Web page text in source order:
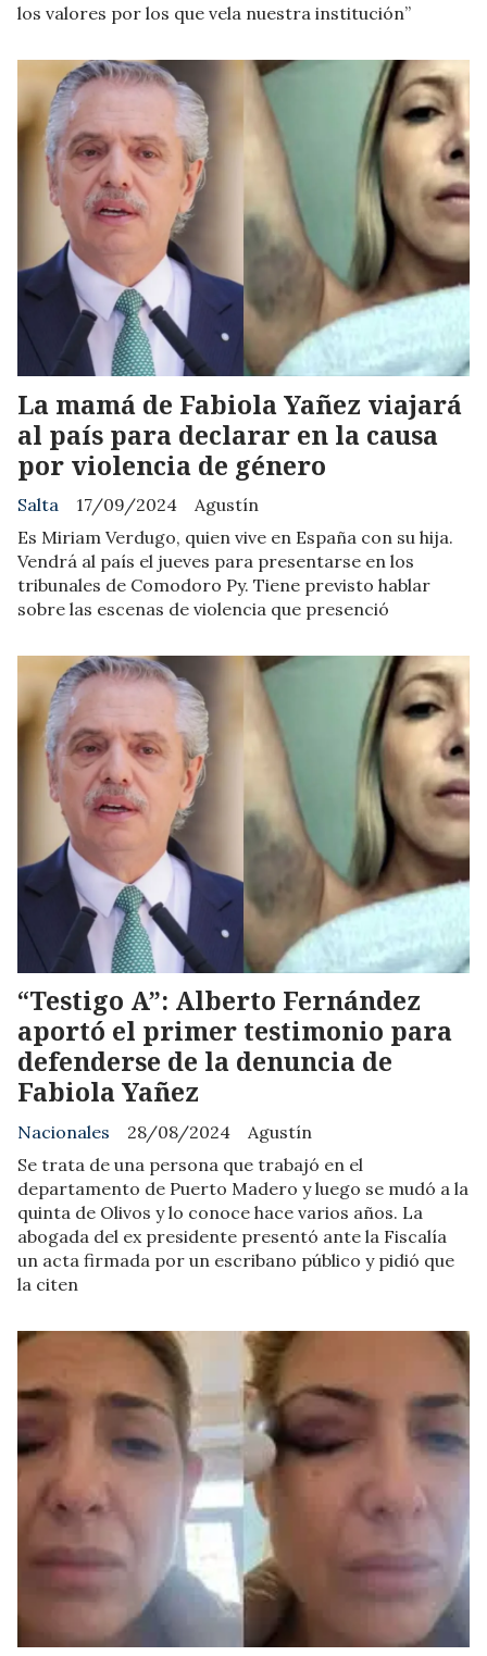
los valores por los que vela nuestra institución”
La mamá de Fabiola Yañez viajará
al país para declarar en la causa
por violencia de género
Agustín
Salta
17/09/2024
Es Miriam Verdugo, quien vive en España con su hija.
Vendrá al país el jueves para presentarse en los
tribunales de Comodoro Py. Tiene previsto hablar
sobre las escenas de violencia que presenció
“Testigo A”: Alberto Fernández
aportó el primer testimonio para
defenderse de la denuncia de
Fabiola Yañez
Agustín
Nacionales
28/08/2024
Se trata de una persona que trabajó en el
departamento de Puerto Madero y luego se mudó a la
quinta de Olivos y lo conoce hace varios años. La
abogada del ex presidente presentó ante la Fiscalía
un acta firmada por un escribano público y pidió que
la citen